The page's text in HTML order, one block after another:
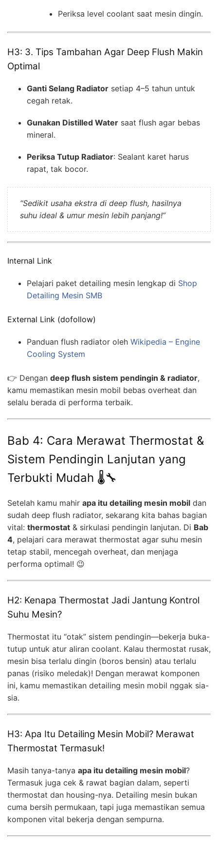
Periksa level coolant saat mesin dingin.
H3: 3. Tips Tambahan Agar Deep Flush Makin
Optimal
Ganti Selang Radiator setiap 4–5 tahun untuk
cegah retak.
Gunakan Distilled Water saat flush agar bebas
mineral.
Periksa Tutup Radiator: Sealant karet harus
rapat, tak bocor.
“Sedikit usaha ekstra di deep flush, hasilnya
suhu ideal & umur mesin lebih panjang!”
Internal Link
Pelajari paket detailing mesin lengkap di Shop
Detailing Mesin SMB
External Link (dofollow)
Panduan flush radiator oleh Wikipedia – Engine
Cooling System
👉 Dengan deep flush sistem pendingin & radiator,
kamu memastikan mesin mobil bebas overheat dan
selalu berada di performa terbaik.
Bab 4: Cara Merawat Thermostat &
Sistem Pendingin Lanjutan yang
Terbukti Mudah 🌡️🔧
Setelah kamu mahir apa itu detailing mesin mobil dan
sudah deep flush radiator, sekarang kita bahas bagian
vital: thermostat & sirkulasi pendingin lanjutan. Di Bab
4, pelajari cara merawat thermostat agar suhu mesin
tetap stabil, mencegah overheat, dan menjaga
performa optimal! 😉
H2: Kenapa Thermostat Jadi Jantung Kontrol
Suhu Mesin?
Thermostat itu “otak” sistem pendingin—bekerja buka-
tutup untuk atur aliran coolant. Kalau thermostat rusak,
mesin bisa terlalu dingin (boros bensin) atau terlalu
panas (risiko meledak)! Dengan merawat komponen
ini, kamu memastikan detailing mesin mobil nggak sia-
sia.
H3: Apa Itu Detailing Mesin Mobil? Merawat
Thermostat Termasuk!
Masih tanya-tanya apa itu detailing mesin mobil?
Termasuk juga cek & rawat bagian dalam, seperti
thermostat dan housing-nya. Detailing mesin bukan
cuma bersih permukaan, tapi juga memastikan semua
komponen vital bekerja dengan sempurna.